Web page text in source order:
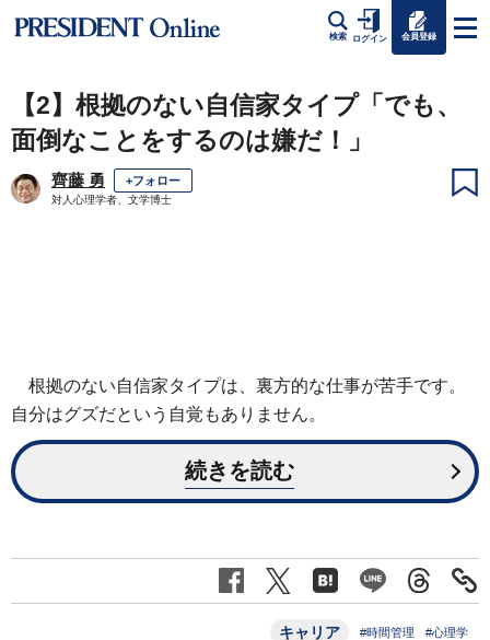
検索 ログイン 会員登録
【2】根拠のない自信家タイプ「でも、
面倒なことをするのは嫌だ！」
齊藤 勇 +フォロー
対人心理学者、文学博士
根拠のない自信家タイプは、裏方的な仕事が苦手です。
自分はグズだという自覚もありません。
続きを読む
キャリア #時間管理 #心理学